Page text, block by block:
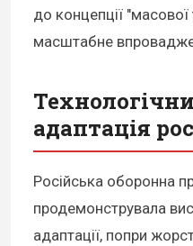
до концепції "масової
масштабне
адаптація
Російська оборонна
продемонструвала
адаптації, попри